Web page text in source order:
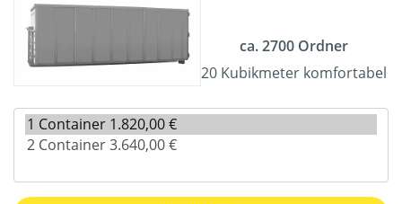
ca. 2700 Ordner
20 Kubikmeter komfortabel